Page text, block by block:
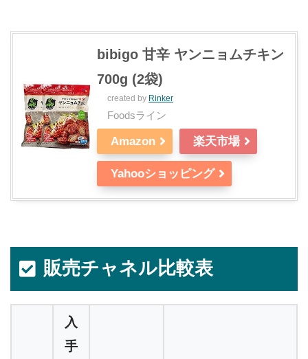
bibigo 甘辛 ヤンニョムチキン
700g (2袋)
created by Rinker
Foodsライン
Amazon 楽天市場
Yahooショッピング
販売チャネル比較表
入
手